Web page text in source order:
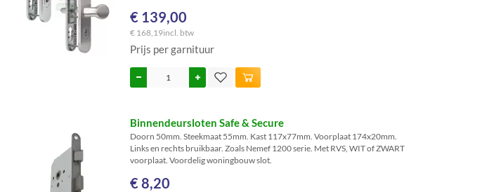
€ 139,00
€ 168,19incl. btw
Prijs per garnituur
Binnendeursloten Safe & Secure
Doorn 50mm. Steekmaat 55mm. Kast 117x77mm. Voorplaat 174x20mm.
Links en rechts bruikbaar. Zoals Nemef 1200 serie. Met RVS, WIT of ZWART
voorplaat. Voordelig woningbouw slot.
€ 8,20